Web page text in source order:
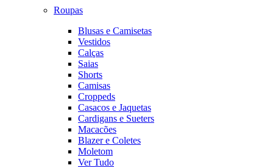
Roupas
Blusas e Camisetas
Vestidos
Calças
Saias
Shorts
Camisas
Croppeds
Casacos e Jaquetas
Cardigans e Sueters
Macacões
Blazer e Coletes
Moletom
Ver Tudo